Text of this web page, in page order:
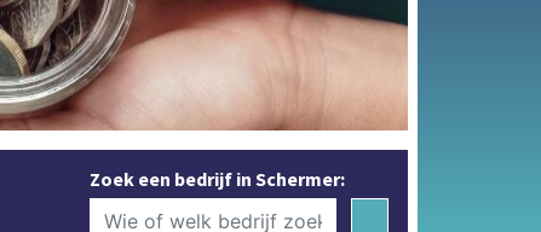
Zoek een bedrijf in Schermer: